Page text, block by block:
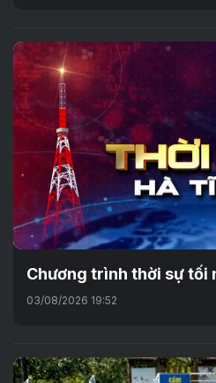
Chương trình thời sự
03/08/2026 19:52